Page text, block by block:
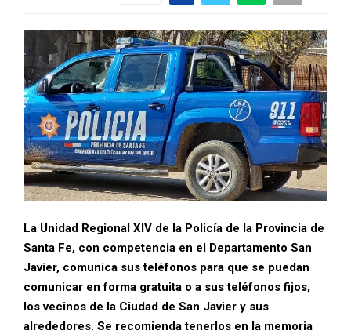
La Unidad Regional XIV de la Policía de la Provincia de
Santa Fe, con competencia en el Departamento San
Javier, comunica sus teléfonos para que se puedan
comunicar en forma gratuita o a sus teléfonos fijos,
los vecinos de la Ciudad de San Javier y sus
alrededores. Se recomienda tenerlos en la memoria